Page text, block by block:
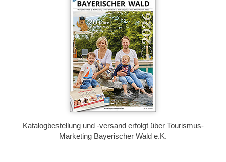
Katalogbestellung und -versand erfolgt über Tourismus-
Marketing Bayerischer Wald e.K.